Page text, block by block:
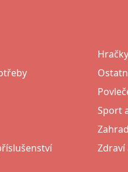
Hračky
Sport
Zdraví